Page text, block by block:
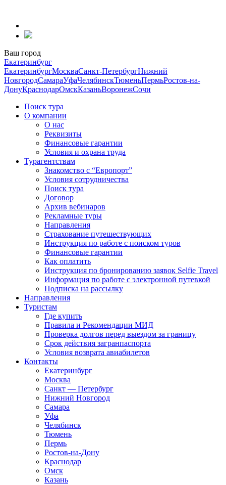
содержанию
Ваш город
Екатеринбург
ЕкатеринбургМоскваСанкт-ПетербургНижний
НовгородСамараУфаЧелябинскТюменьПермьРостов-на-
ДонуКраснодарОмскКазаньВоронежСочи
Поиск тура
О компании
О нас
Реквизиты
Финансовые гарантии
Условия и охрана труда
Турагентствам
Знакомство с “Европорт”
Условия сотрудничества
Поиск тура
Договор
Архив вебинаров
Рекламные туры
Направления
Страхование путешествующих
Инструкция по работе с поиском туров
Финансовые гарантии
Как оплатить
Инструкция по бронированию заявок Selfie Travel
Информация по работе с электронной путевкой
Подписка на рассылку
Направления
Туристам
Где купить
Правила и Рекомендации МИД
Проверка долгов перед выездом за границу
Срок действия загранпаспорта
Условия возврата авиабилетов
Контакты
Екатеринбург
Москва
Санкт — Петербург
Нижний Новгород
Самара
Уфа
Челябинск
Тюмень
Пермь
Ростов-на-Дону
Краснодар
Омск
Казань